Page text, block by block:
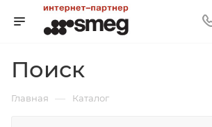
Поиск
Главная — Каталог